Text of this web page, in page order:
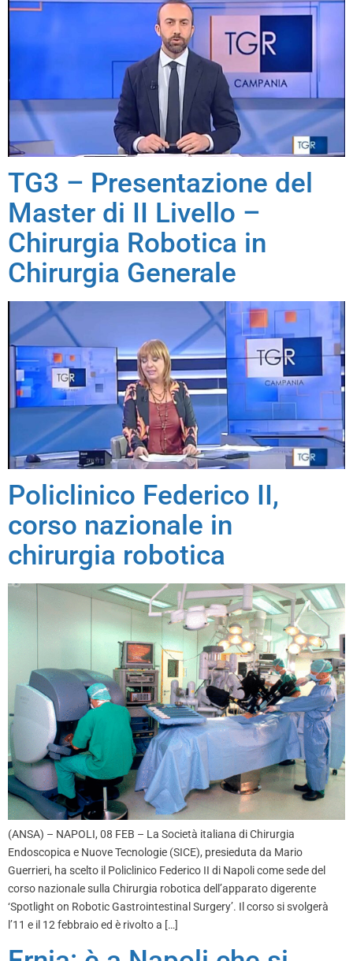
TG3 – Presentazione del
Master di II Livello –
Chirurgia Robotica in
Chirurgia Generale
Policlinico Federico II,
corso nazionale in
chirurgia robotica
(ANSA) – NAPOLI, 08 FEB – La Società italiana di Chirurgia
Endoscopica e Nuove Tecnologie (SICE), presieduta da Mario
Guerrieri, ha scelto il Policlinico Federico II di Napoli come sede del
corso nazionale sulla Chirurgia robotica dell’apparato digerente
‘Spotlight on Robotic Gastrointestinal Surgery’. Il corso si svolgerà
l’11 e il 12 febbraio ed è rivolto a […]